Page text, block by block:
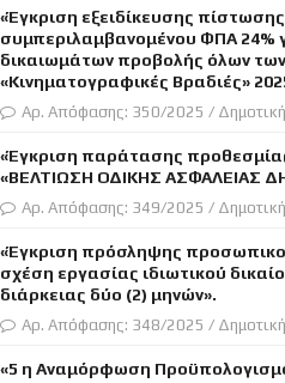
«Έγκριση εξειδίκευσης
συμπεριλαμβανομένου ΦΠΑ 24%
δικαιωμάτων προβολής όλων των
«Κινηματογραφικές Βραδιές»
Αρ. Απόφασης: 350/2025 /
«Έγκριση παράτασης
«ΒΕΛΤΙΩΣΗ ΟΔΙΚΗΣ ΑΣΦΑΛΕΙΑΣ
Αρ. Απόφασης: 349/2025 /
«Έγκριση πρόσληψης
σχέση εργασίας ιδιωτικού
διάρκειας δύο (2) μηνών».
Αρ. Απόφασης: 348/2025 /
«5 η Αναμόρφωση